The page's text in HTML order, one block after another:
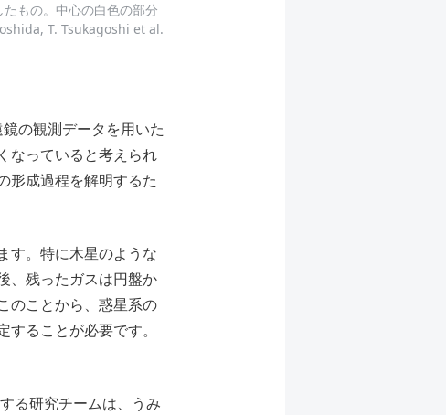
もの。中⼼の⽩色の部分
T. Tsukagoshi et al.
の観測データを用いた
なっていると考えられ
形成過程を解明するた
す。特に⽊星のような
、残ったガスは円盤か
のことから、惑星系の
ることが必要です。
る研究チームは、うみ